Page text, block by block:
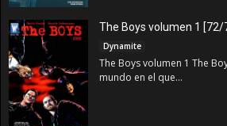
The Boys volumen 1 [72/
Dynamite
The Boys volumen 1 The
mundo en el que...